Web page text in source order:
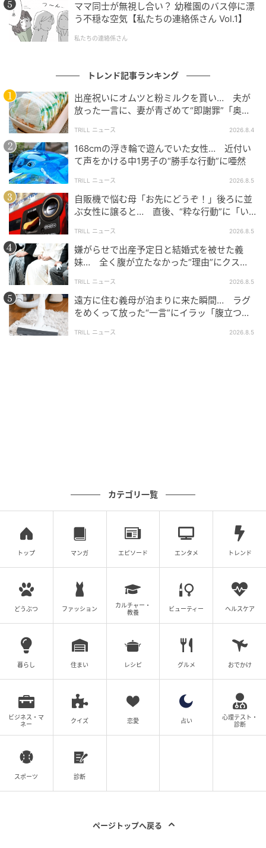
ましたね！」といったユーモアあふれるものも。
確かに毒々しさはありますが、栄養たっぷりで元気が
2、試しに色水でそうめんを茹でてみた結果が
衝撃
2025年9月、た ぬ（@thumb_tani）さんが、「色水で
素麺を茹でてみた結果」についてX（旧Twitter）に投
稿したところ、注目を集めました。
いったいどのようになったのでしょうか？
た ぬ（@thumb_tani）2025年9月9日
ふと色水でそうめん茹でたら着色するのかな？って思って作っ
たら想像以上に青くなっちゃった。これはそうめん好きの人も
真っ青ですな。まさに「蒼めん」なんつって。涼しくなってき
ママ同士が無視し合い？ 幼稚園のバス停に漂
う不穏な空気【私たちの連絡係さん Vol.1】
私たちの連絡係さん
トレンド記事ランキング
出産祝いにオムツと粉ミルクを貰い… 夫が
放った一言に、妻が青ざめて“即謝罪”「奥様
TRILL ニュース 2026.8.4
168cmの浮き輪で遊んでいた女性… 近付い
て声をかける中1男子の“勝手な行動”に唖然
TRILL ニュース 2026.8.5
自販機で悩む母「お先にどうぞ！」後ろに並
ぶ女性に譲ると… 直後、“粋な行動”に「い
TRILL ニュース 2026.8.5
嫌がらせで出産予定日と結婚式を被せた義
妹… 全く腹が立たなかった“理由”にクス
TRILL ニュース 2026.8.5
遠方に住む義母が泊まりに来た瞬間… ラグ
をめくって放った“一言”にイラッ「腹立つ
TRILL ニュース 2026.8.5
カテゴリ一覧
トップ マンガ エピソード エンタメ トレンド
どうぶつ ファッション
カルチャー・
教養
ビューティー ヘルスケア
暮らし 住まい レシピ グルメ おでかけ
ビジネス・マ
ネー
クイズ 恋愛 占い
心理テスト・
診断
スポーツ 診断
ページトップへ戻る